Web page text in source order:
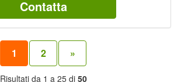
Contatta
1 2 »
Risultati da 1 a 25 di 50